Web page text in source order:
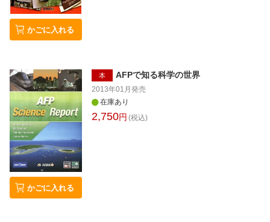
かごに入れる
かごに入れる
本 AFPで知る科学の世界
2013年01月 発売
在庫あり
2,750円 (税込)